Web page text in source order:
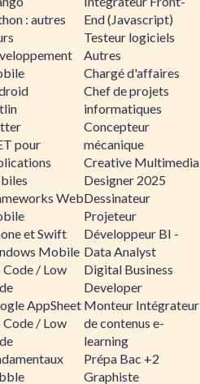
: autres
pour
Web
et Swift
Mobile
/ Low
AppSheet
/ Low
End (Javascript)
Testeur logiciels
Autres
Chargé d'affaires
Chef de projets
informatiques
Concepteur
mécanique
Creative Multimedia
Designer 2025
Dessinateur
Projeteur
Développeur BI -
Data Analyst
Digital Business
Developer
Monteur Intégrateur
de contenus e-
learning
Prépa Bac +2
Graphiste